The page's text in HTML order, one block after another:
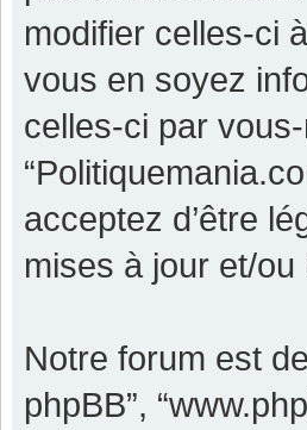
modifier celles-ci
vous en soyez
celles-ci par
acceptez d’être
mises à jour et/ou
Notre forum est
phpBB”,